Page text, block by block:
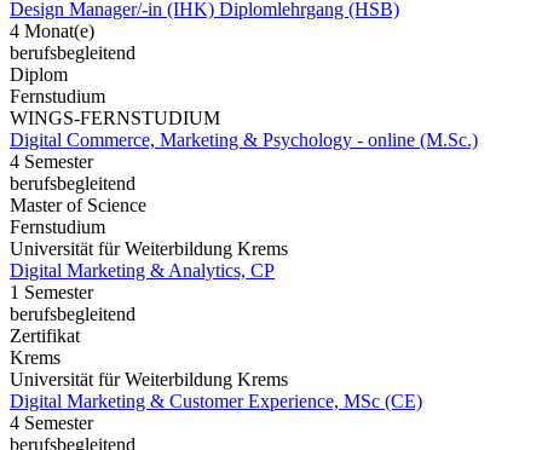
Design Manager/-in (IHK) Diplomlehrgang (HSB)
4 Monat(e)
berufsbegleitend
Diplom
Fernstudium
WINGS-FERNSTUDIUM
Digital Commerce, Marketing & Psychology - online (M.Sc.)
4 Semester
berufsbegleitend
Master of Science
Fernstudium
Universität für Weiterbildung Krems
Digital Marketing & Analytics, CP
1 Semester
berufsbegleitend
Zertifikat
Krems
Universität für Weiterbildung Krems
Digital Marketing & Customer Experience, MSc (CE)
4 Semester
berufsbegleitend